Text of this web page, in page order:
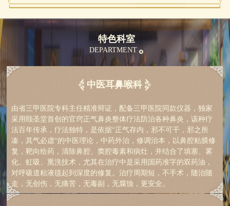
特色科室
DEPARTMENT
中医耳鼻喉科
由省三甲医院专科主任精准辩证，配备三甲医院同款仪器，独家
采用颐圣堂首创的官窍正气鼻炎整体疗法防治各种鼻炎，该种疗
法百年传承，疗法独特，是依据“正气存内，邪不可干，邪之所
凑，其气必虚“的中医理论，中药外治，修调治本，以鼻腔粘膜修
复，靶向给药，清除鼻腔、窦腔毒素和病灶，并结合了填塞、雾
化、虹吸、熏洗技术，尤其在治疗中是采用国药准字的双药油，
对呼吸道粘液毯起到深度的修复。治疗周期短，不手术，随治随
走，无创伤，无痛苦，无毒副，无腐蚀，更安全。